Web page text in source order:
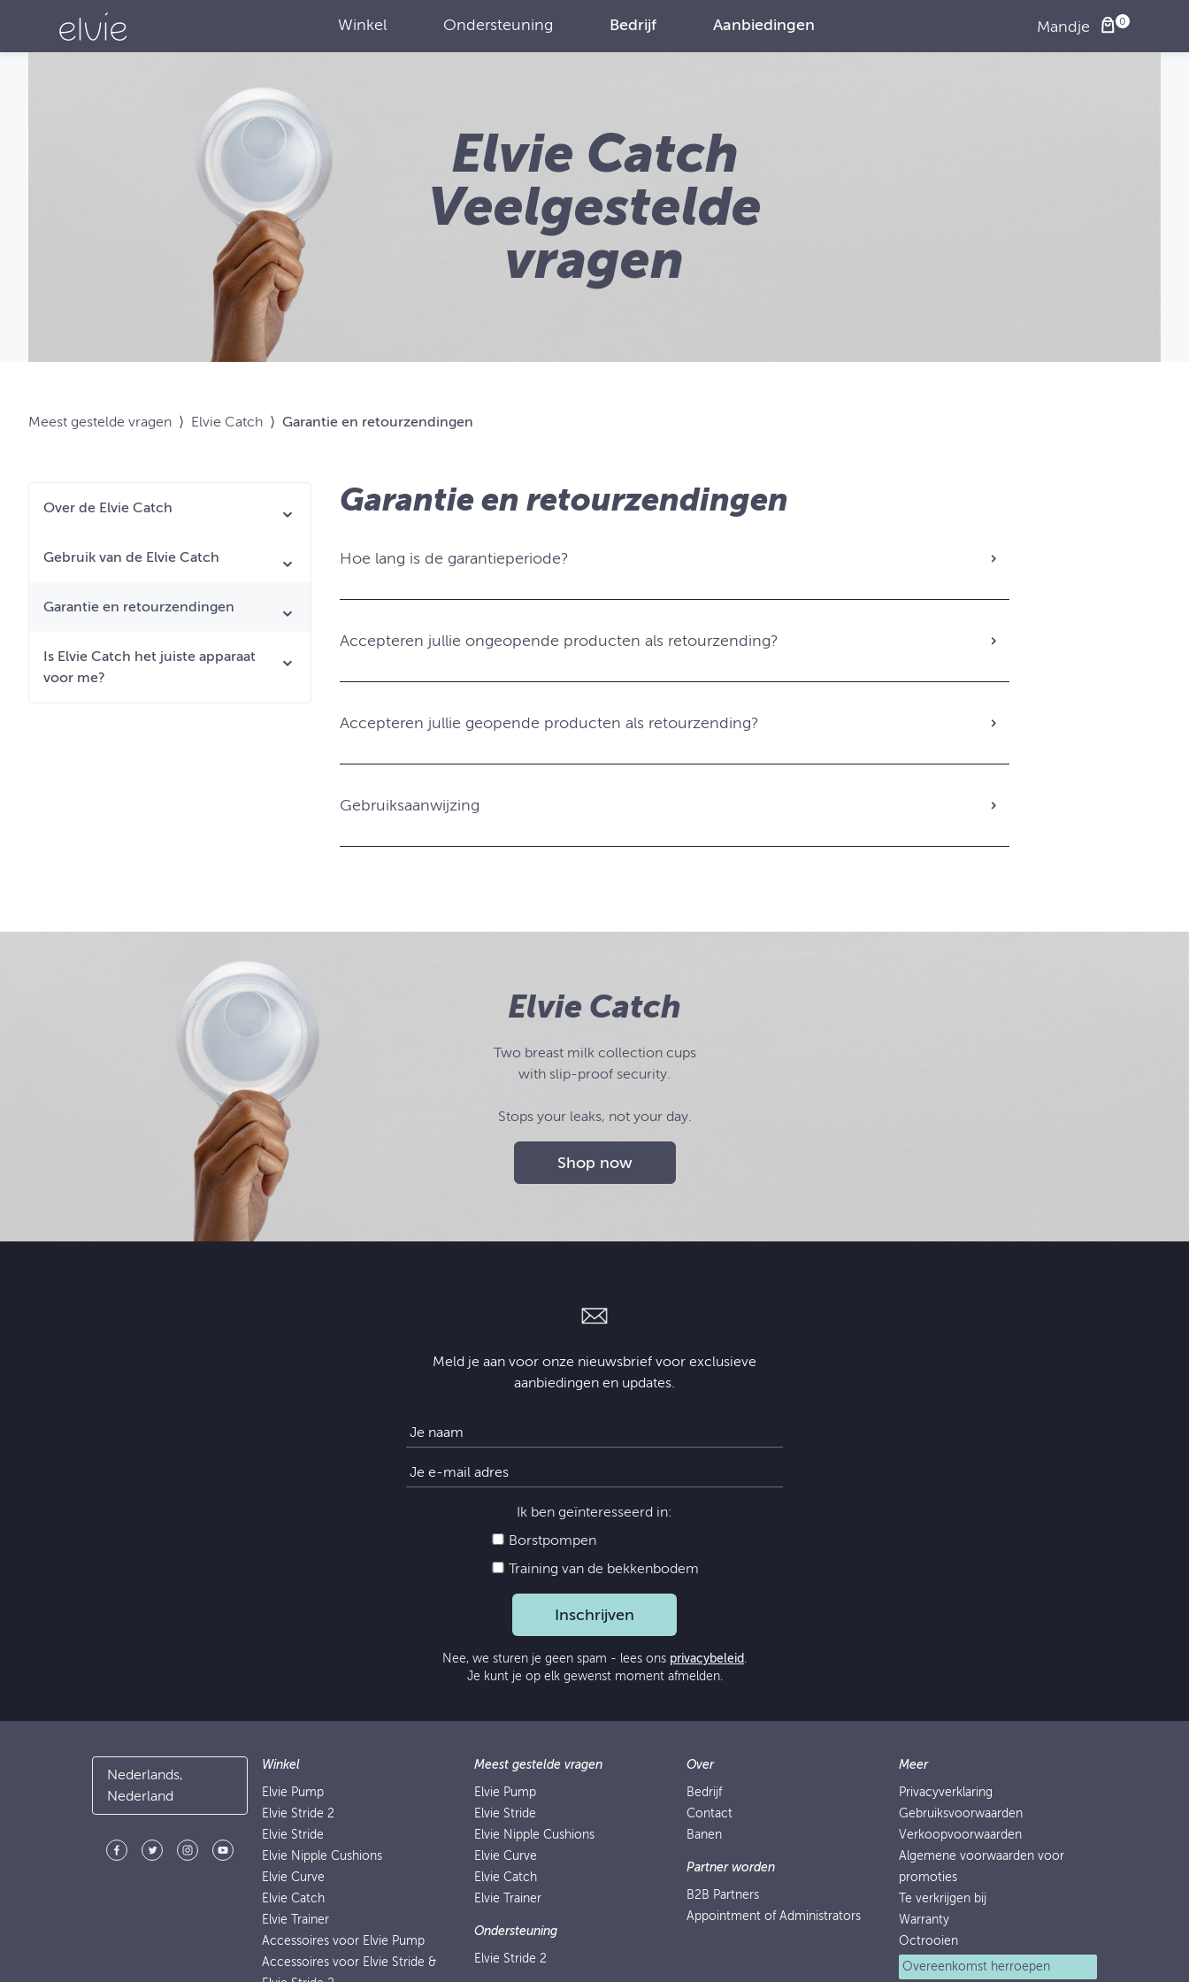
Winkel Ondersteuning Bedrijf Aanbiedingen Mandje
Elvie Catch
Veelgestelde
vragen
Meest gestelde vragen ⟩ Elvie Catch ⟩ Garantie en retourzendingen
Over de Elvie Catch
Gebruik van de Elvie Catch
Garantie en retourzendingen
Is Elvie Catch het juiste apparaat
voor me?
Garantie en retourzendingen
Hoe lang is de garantieperiode?
Accepteren jullie ongeopende producten als retourzending?
Accepteren jullie geopende producten als retourzending?
Gebruiksaanwijzing
Elvie Catch
Two breast milk collection cups
with slip-proof security.
Stops your leaks, not your day.
Shop now
Meld je aan voor onze nieuwsbrief voor exclusieve
aanbiedingen en updates.
Ik ben geïnteresseerd in:
Borstpompen
Training van de bekkenbodem
Inschrijven
Nee, we sturen je geen spam - lees ons privacybeleid .
Je kunt je op elk gewenst moment afmelden.
Nederlands,
Nederland
Winkel
Elvie Pump
Elvie Stride 2
Elvie Stride
Elvie Nipple Cushions
Elvie Curve
Elvie Catch
Elvie Trainer
Accessoires voor Elvie Pump
Accessoires voor Elvie Stride &
Meest gestelde vragen
Elvie Pump
Elvie Stride
Elvie Nipple Cushions
Elvie Curve
Elvie Catch
Elvie Trainer
Ondersteuning
Elvie Stride 2
Over
Bedrijf
Contact
Banen
Partner worden
B2B Partners
Appointment of Administrators
Meer
Privacyverklaring
Gebruiksvoorwaarden
Verkoopvoorwaarden
Algemene voorwaarden voor
promoties
Te verkrijgen bij
Warranty
Octrooien
Overeenkomst herroepen